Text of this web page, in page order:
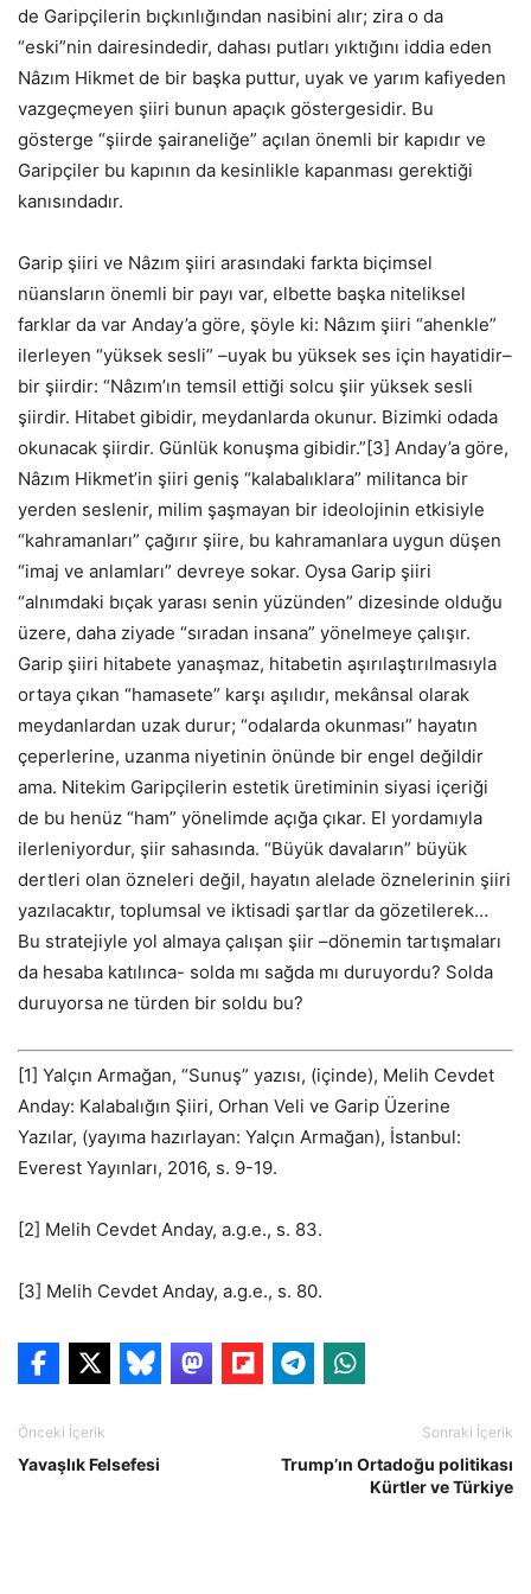
de Garipçilerin bıçkınlığından nasibini alır; zira o da
“eski”nin dairesindedir, dahası putları yıktığını iddia eden
Nâzım Hikmet de bir başka puttur, uyak ve yarım kafiyeden
vazgeçmeyen şiiri bunun apaçık göstergesidir. Bu
gösterge “şiirde şairaneliğe” açılan önemli bir kapıdır ve
Garipçiler bu kapının da kesinlikle kapanması gerektiği
kanısındadır.
Garip şiiri ve Nâzım şiiri arasındaki farkta biçimsel
nüansların önemli bir payı var, elbette başka niteliksel
farklar da var Anday’a göre, şöyle ki: Nâzım şiiri “ahenkle”
ilerleyen “yüksek sesli” –uyak bu yüksek ses için hayatidir–
bir şiirdir: “Nâzım’ın temsil ettiği solcu şiir yüksek sesli
şiirdir. Hitabet gibidir, meydanlarda okunur. Bizimki odada
okunacak şiirdir. Günlük konuşma gibidir.”[3] Anday’a göre,
Nâzım Hikmet’in şiiri geniş “kalabalıklara” militanca bir
yerden seslenir, milim şaşmayan bir ideolojinin etkisiyle
“kahramanları” çağırır şiire, bu kahramanlara uygun düşen
“imaj ve anlamları” devreye sokar. Oysa Garip şiiri
“alnımdaki bıçak yarası senin yüzünden” dizesinde olduğu
üzere, daha ziyade “sıradan insana” yönelmeye çalışır.
Garip şiiri hitabete yanaşmaz, hitabetin aşırılaştırılmasıyla
ortaya çıkan “hamasete” karşı aşılıdır, mekânsal olarak
meydanlardan uzak durur; “odalarda okunması” hayatın
çeperlerine, uzanma niyetinin önünde bir engel değildir
ama. Nitekim Garipçilerin estetik üretiminin siyasi içeriği
de bu henüz “ham” yönelimde açığa çıkar. El yordamıyla
ilerleniyordur, şiir sahasında. “Büyük davaların” büyük
dertleri olan özneleri değil, hayatın alelade öznelerinin şiiri
yazılacaktır, toplumsal ve iktisadi şartlar da gözetilerek…
Bu stratejiyle yol almaya çalışan şiir –dönemin tartışmaları
da hesaba katılınca- solda mı sağda mı duruyordu? Solda
duruyorsa ne türden bir soldu bu?
[1] Yalçın Armağan, “Sunuş” yazısı, (içinde), Melih Cevdet
Anday: Kalabalığın Şiiri, Orhan Veli ve Garip Üzerine
Yazılar, (yayıma hazırlayan: Yalçın Armağan), İstanbul:
Everest Yayınları, 2016, s. 9-19.
[2] Melih Cevdet Anday, a.g.e., s. 83.
[3] Melih Cevdet Anday, a.g.e., s. 80.
Önceki İçerik
Yavaşlık Felsefesi
Sonraki İçerik
Trump’ın Ortadoğu politikası
Kürtler ve Türkiye